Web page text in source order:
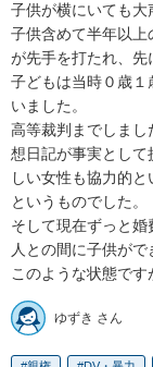
子供が横にいても
子供含めて半年以上
が先手を打たれ、先
子どもは当時０歳１
いました。
高等裁判までしま
想日記が事実とし
しい女性も協力的
というものでした。
そして現在ずっと
人との間に子供がで
このような状態です
ゆずき さん